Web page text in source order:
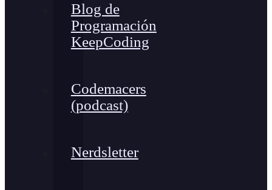
Blog de
Programación
KeepCoding
Codemacers
(podcast)
Nerdsletter